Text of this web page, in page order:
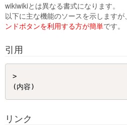
wikiwikiとは異なる書式になります。
以下に主な機能のソースを示しますが、
ンドボタンを利用する方が簡単です。
引用
>
リンク